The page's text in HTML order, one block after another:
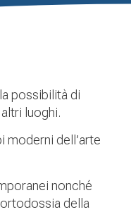
possibilità di
luoghi.
moderni dell’arte
nonché
della